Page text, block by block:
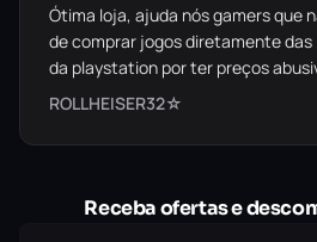
Ótima loja, ajuda nós gamers que
de comprar jogos diretamente
da playstation por ter preços
ROLLHEISER32☆
Receba ofertas e